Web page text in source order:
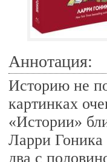
Аннотация:
Историю не
картинках
«Истории»
Ларри Гоника
два с